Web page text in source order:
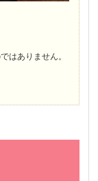
はありません。